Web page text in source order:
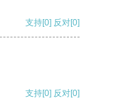
支持[0] 反对[0]
支持[0] 反对[0]